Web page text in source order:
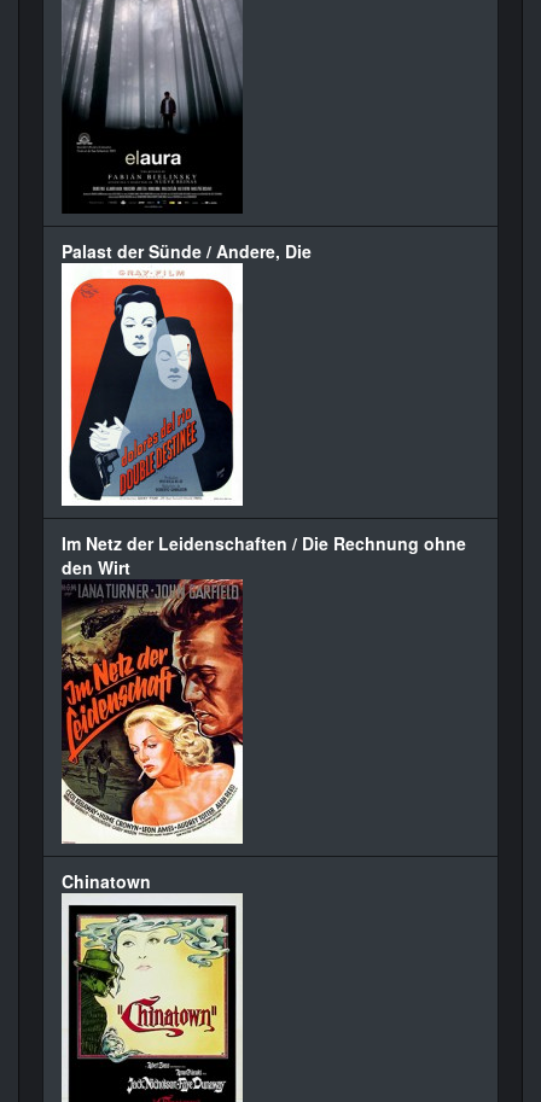
Palast der Sünde / Andere, Die
Im Netz der Leidenschaften / Die Rechnung ohne
den Wirt
Chinatown